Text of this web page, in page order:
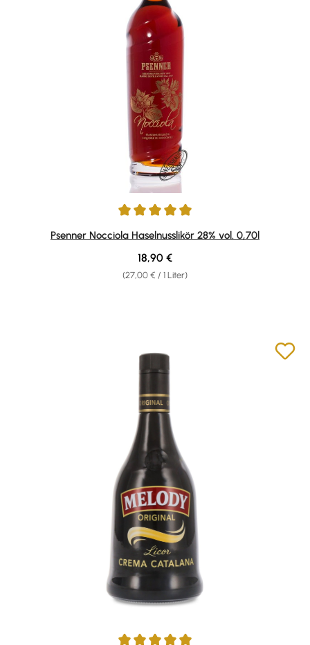
Durchschnittliche Bewertung von 4.88 von 5 Sternen
Psenner Nocciola Haselnusslikör 28% vol. 0,70l
(27,00 € / 1 Liter)
Regulärer Preis:
18,90 €